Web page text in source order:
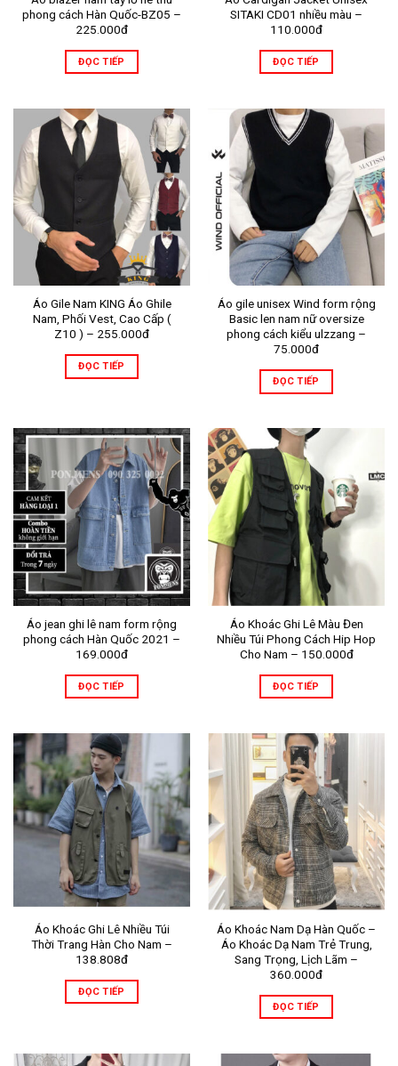
phong cách Hàn Quốc-BZ05 –
225.000đ
ĐỌC TIẾP
SITAKI CD01 nhiều màu –
110.000đ
ĐỌC TIẾP
Áo Gile Nam KING Áo Ghile
Nam, Phối Vest, Cao Cấp (
Z10 ) – 255.000đ
ĐỌC TIẾP
Áo gile unisex Wind form rộng
Basic len nam nữ oversize
phong cách kiểu ulzzang –
75.000đ
ĐỌC TIẾP
Áo jean ghi lê nam form rộng
phong cách Hàn Quốc 2021 –
169.000đ
ĐỌC TIẾP
Áo Khoác Ghi Lê Màu Đen
Nhiều Túi Phong Cách Hip Hop
Cho Nam – 150.000đ
ĐỌC TIẾP
Áo Khoác Ghi Lê Nhiều Túi
Thời Trang Hàn Cho Nam –
138.808đ
ĐỌC TIẾP
Áo Khoác Nam Dạ Hàn Quốc –
Áo Khoác Dạ Nam Trẻ Trung,
Sang Trọng, Lịch Lãm –
360.000đ
ĐỌC TIẾP